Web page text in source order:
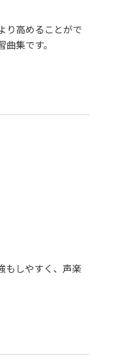
り高めることがで
集です。
もしやすく、声楽